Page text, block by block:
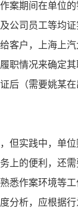
期间在单位的
公司员工等均
客户，上海上
职情况来确定
后（需要姚某
实践中，单位
上的便利，还
悉作案环境等
分析，应根据